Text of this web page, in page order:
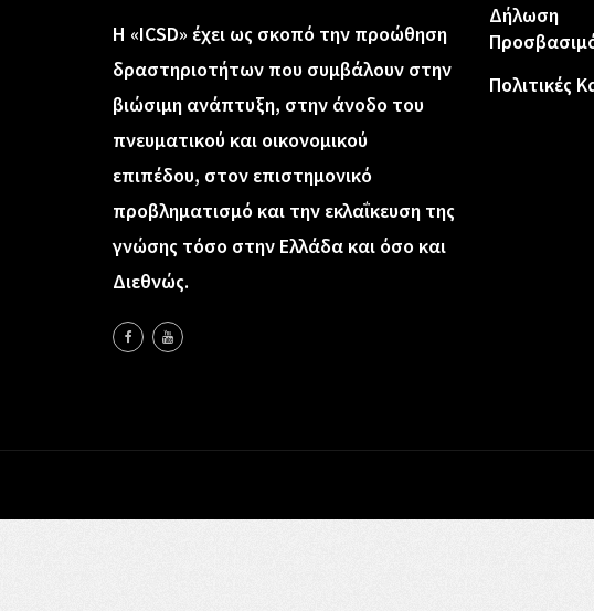
Η «ICSD» έχει ως σκοπό την προώθηση
δραστηριοτήτων που συμβάλουν στην
βιώσιμη ανάπτυξη, στην άνοδο του
πνευματικού και οικονομικού
επιπέδου, στον επιστημονικό
προβληματισμό και την εκλαΐκευση της
γνώσης τόσο στην Ελλάδα και όσο και
Διεθνώς.
Δήλωση
Πολιτικές